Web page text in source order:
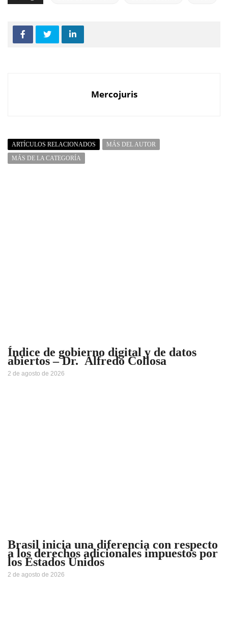
Mercojuris
ARTÍCULOS RELACIONADOS
MÁS DEL AUTOR
MÁS DE LA CATEGORÍA
Índice de gobierno digital y de datos
abiertos – Dr. Alfredo Collosa
2 de agosto de 2026
Brasil inicia una diferencia con respecto
a los derechos adicionales impuestos por
los Estados Unidos
2 de agosto de 2026